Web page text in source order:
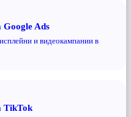
Google Ads
и видеокампании в
TikTok